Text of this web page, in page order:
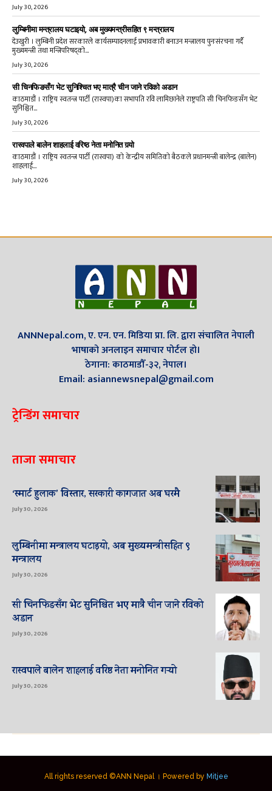
July 30, 2026
लुम्बिनीमा मन्त्रालय घटाइयो, अब मुख्यमन्त्रीसहित ९ मन्त्रालय
देउखुरी । लुम्बिनी प्रदेश सरकारले कार्यसम्पादनलाई प्रभावकारी बनाउन मन्त्रालय पुनःसंरचना गर्दै
मुख्यमन्त्री तथा मन्त्रिपरिषद्को...
July 30, 2026
सी चिनफिङसँग भेट सुनिश्चित भए मात्रै चीन जाने रविको अडान
काठमाडौं । राष्ट्रिय स्वतन्त्र पार्टी (रास्वपा)का सभापति रवि लामिछानेले राष्ट्रपति सी चिनफिङसँग भेट
सुनिश्चित...
July 30, 2026
रास्वपाले बालेन शाहलाई वरिष्ठ नेता मनोनित गर्‍यो
काठमाडौं । राष्ट्रिय स्वतन्त्र पार्टी (रास्वपा) को केन्द्रीय समितिको बैठकले प्रधानमन्त्री बालेन्द्र (बालेन)
शाहलाई...
July 30, 2026
ANNNepal.com, ए. एन. एन. मिडिया प्रा. लि. द्वारा संचालित नेपाली
भाषाको अनलाइन समाचार पोर्टल हो।
ठेगाना: काठमाडौँ-३२, नेपाल।
Email: asiannewsnepal@gmail.com
ट्रेन्डिंग समाचार
ताजा समाचार
‘स्मार्ट हुलाक’ विस्तार, सरकारी कागजात अब घरमै
July 30, 2026
लुम्बिनीमा मन्त्रालय घटाइयो, अब मुख्यमन्त्रीसहित ९
मन्त्रालय
July 30, 2026
सी चिनफिङसँग भेट सुनिश्चित भए मात्रै चीन जाने रविको
अडान
July 30, 2026
रास्वपाले बालेन शाहलाई वरिष्ठ नेता मनोनित गर्‍यो
July 30, 2026
All rights reserved ©ANN Nepal । Powered by Mitjee